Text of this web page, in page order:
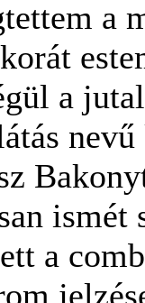
a
a
ismét
a